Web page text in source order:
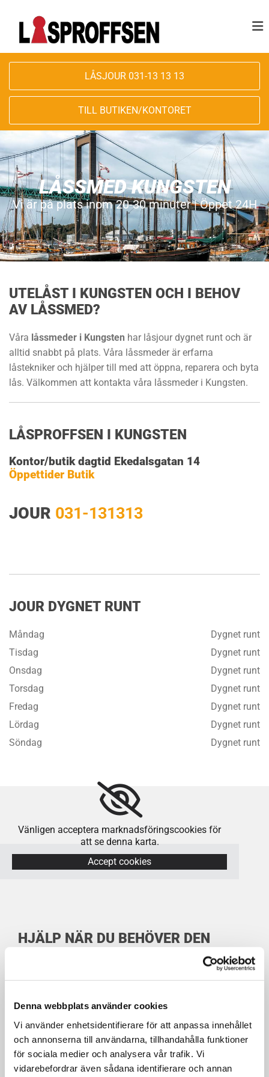
Denna webbplats använder cookies
Vi använder enhetsidentifierare för att anpassa innehållet
och annonserna till användarna, tillhandahålla funktioner
för sociala medier och analysera vår trafik. Vi
vidarebefordrar även sådana identifierare och annan
LÅSJOUR 031-13 13 13
TILL BUTIKEN/KONTORET
LÅSSMED KUNGSTEN
Vi är på plats inom 20-30 minuter | Öppet 24H
UTELÅST I KUNGSTEN OCH I BEHOV
AV LÅSSMED?
Våra låssmeder i Kungsten har låsjour dygnet runt och är
alltid snabbt på plats. Våra låssmeder är erfarna
låstekniker och hjälper till med att öppna, reparera och byta
lås. Välkommen att kontakta våra låssmeder i Kungsten.
LÅSPROFFSEN I KUNGSTEN
Kontor/butik dagtid Ekedalsgatan 14
Öppettider Butik
JOUR 031-131313
JOUR DYGNET RUNT
Måndag
Dygnet runt
Tisdag
Dygnet runt
Onsdag
Dygnet runt
Torsdag
Dygnet runt
Fredag
Dygnet runt
Lördag
Dygnet runt
Söndag
Dygnet runt
Vänligen acceptera marknadsföringscookies för
att se denna karta.
Accept cookies
HJÄLP NÄR DU BEHÖVER DEN
Behöver du hjälp med låset snabbt och smidigt? Vi
finns här för att bistå dig, oavsett om det gäller en
borttappad nyckel, ett trasigt lås eller en